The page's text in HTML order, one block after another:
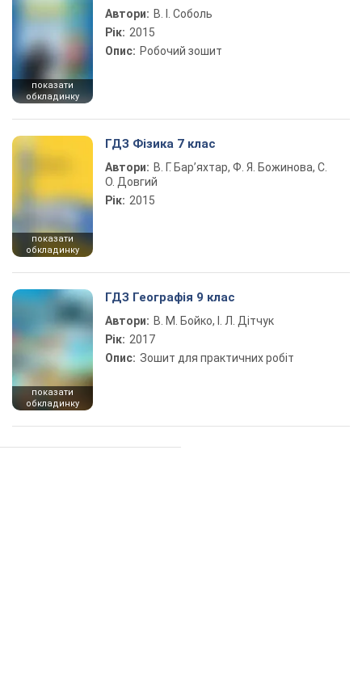
показати
обкладинку
Автори: В. І. Соболь
Рік: 2015
Опис: Робочий зошит
показати
обкладинку
ГДЗ Фізика 7 клас
Автори: В. Г. Бар’яхтар, Ф. Я. Божинова, С.
О. Довгий
Рік: 2015
показати
обкладинку
ГДЗ Географія 9 клас
Автори: В. М. Бойко, І. Л. Дітчук
Рік: 2017
Опис: Зошит для практичних робіт